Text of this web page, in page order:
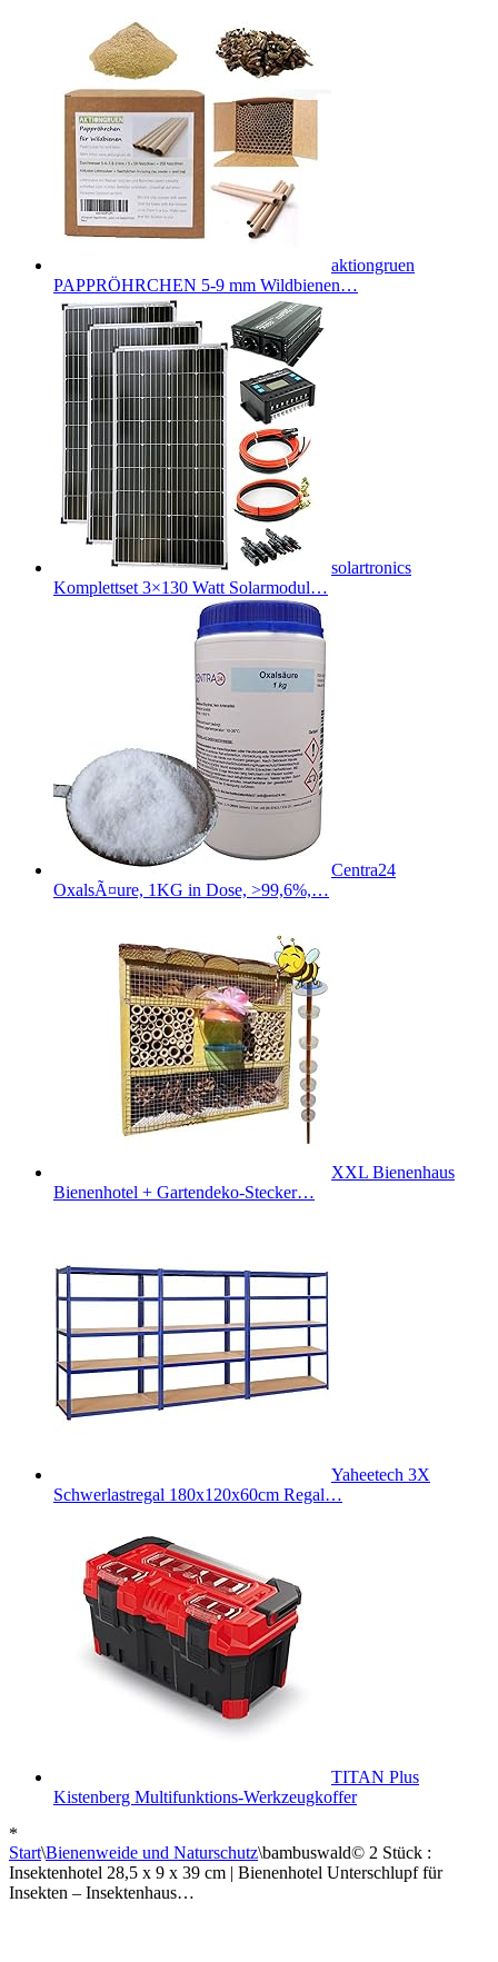
aktiongruen
PAPPRÖHRCHEN 5-9 mm Wildbienen…
solartronics
Komplettset 3×130 Watt Solarmodul…
Centra24
OxalsÃ¤ure, 1KG in Dose, >99,6%,…
XXL Bienenhaus
Bienenhotel + Gartendeko-Stecker…
Yaheetech 3X
Schwerlastregal 180x120x60cm Regal…
TITAN Plus
Kistenberg Multifunktions-Werkzeugkoffer
*
Start\Bienenweide und Naturschutz\bambuswald© 2 Stück :
Insektenhotel 28,5 x 9 x 39 cm | Bienenhotel Unterschlupf für
Insekten – Insektenhaus…